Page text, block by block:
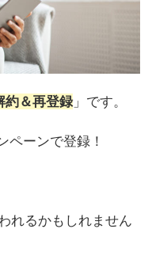
約＆再登録」です。
ペーンで登録！
れるかもしれません